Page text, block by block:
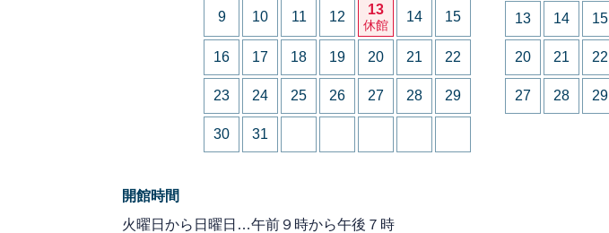
9 10 11 12 13
休館
14 15
16 17 18 19 20 21 22
23 24 25 26 27 28 29
30 31
13 14 15
20 21 22
27 28 29
開館時間
火曜日から日曜日…午前９時から午後７時